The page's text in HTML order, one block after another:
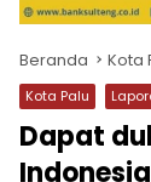
Beranda Kota
Kota Palu
Dapat